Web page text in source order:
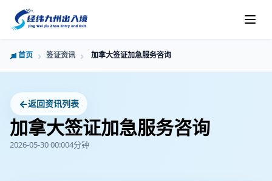
首页 签证资讯 加拿大签证加急服务咨询
←返回资讯列表
加拿大签证加急服务咨询
2026-05-30 00:004分钟